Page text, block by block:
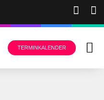
TERMINKALENDER